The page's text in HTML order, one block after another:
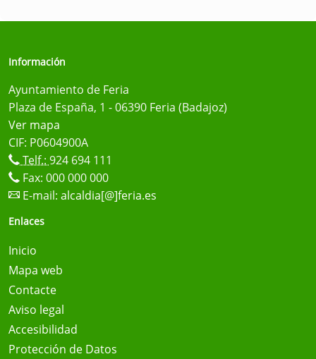
Información
Ayuntamiento de Feria
Plaza de España, 1 - 06390 Feria (Badajoz)
Ver mapa
CIF: P0604900A
Telf.: 924 694 111
Fax: 000 000 000
E-mail: alcaldia[@]feria.es
Enlaces
Inicio
Mapa web
Contacte
Aviso legal
Accesibilidad
Protección de Datos